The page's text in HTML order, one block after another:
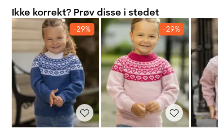
Ikke korrekt? Prøv disse i stedet
-29% -29%